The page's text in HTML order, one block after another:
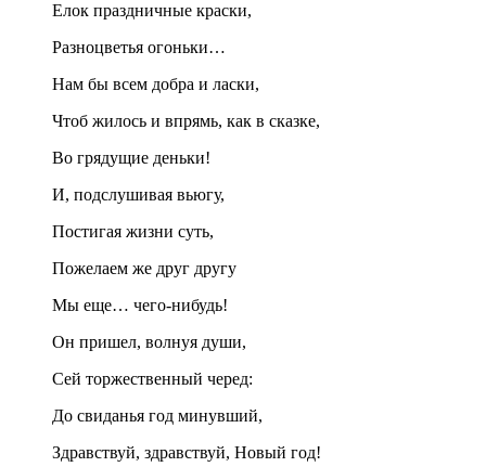
Елок праздничные краски,
Разноцветья огоньки…
Нам бы всем добра и ласки,
Чтоб жилось и впрямь, как в сказке,
Во грядущие деньки!
И, подслушивая вьюгу,
Постигая жизни суть,
Пожелаем же друг другу
Мы еще… чего-нибудь!
Он пришел, волнуя души,
Сей торжественный черед:
До свиданья год минувший,
Здравствуй, здравствуй, Новый год!